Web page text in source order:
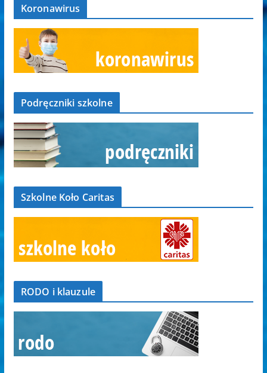
Koronawirus
Podręczniki szkolne
Szkolne Koło Caritas
RODO i klauzule